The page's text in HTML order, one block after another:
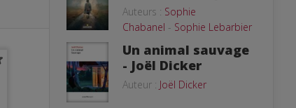
Auteurs : Sophie
Chabanel - Sophie Lebarbier
Un animal sauvage
- Joël Dicker
Auteur : Joël Dicker